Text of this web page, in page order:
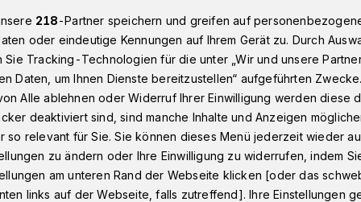
zu den Wuppertaler Weihnachtsmärkten
nach Barmen“
218-Partner speichern und greifen auf
oder eindeutige Kennungen auf Ihrem Gerät zu. Durch
Sie Tracking-Technologien für die unter „Wir und unsere
Daten, um Ihnen Dienste bereitzustellen“ aufgeführten
Alle ablehnen oder Widerruf Ihrer Einwilligung werden diese
deaktiviert sind, sind manche Inhalte und Anzeigen
so relevant für Sie. Sie können dieses Menü jederzeit wieder
zu ändern oder Ihre Einwilligung zu widerrufen, indem
am unteren Rand der Webseite klicken [oder das
links auf der Webseite, falls zutreffend]. Ihre Einstellungen